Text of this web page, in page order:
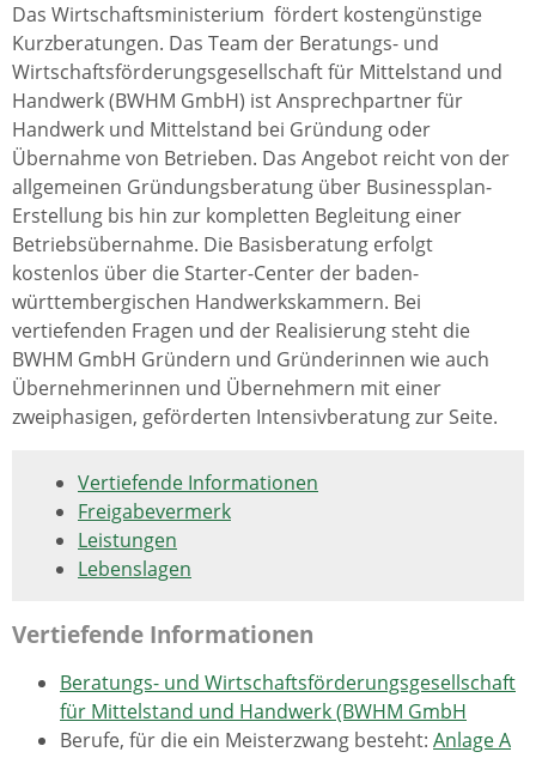
Das Wirtschaftsministerium fördert kostengünstige
Kurzberatungen. Das Team der Beratungs- und
Wirtschaftsförderungsgesellschaft für Mittelstand und
Handwerk (BWHM GmbH) ist Ansprechpartner für
Handwerk und Mittelstand bei Gründung oder
Übernahme von Betrieben. Das Angebot reicht von der
allgemeinen Gründungsberatung über Businessplan-
Erstellung bis hin zur kompletten Begleitung einer
Betriebsübernahme. Die Basisberatung erfolgt
kostenlos über die Starter-Center der baden-
württembergischen Handwerkskammern. Bei
vertiefenden Fragen und der Realisierung steht die
BWHM GmbH Gründern und Gründerinnen wie auch
Übernehmerinnen und Übernehmern mit einer
zweiphasigen, geförderten Intensivberatung zur Seite.
Vertiefende Informationen
Freigabevermerk
Leistungen
Lebenslagen
Vertiefende Informationen
Beratungs- und Wirtschaftsförderungsgesellschaft
für Mittelstand und Handwerk (BWHM GmbH
Berufe, für die ein Meisterzwang besteht: Anlage A